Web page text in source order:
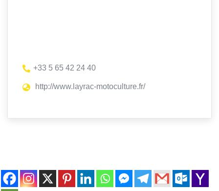
+33 5 65 42 24 40
http://www.layrac-motoculture.fr/